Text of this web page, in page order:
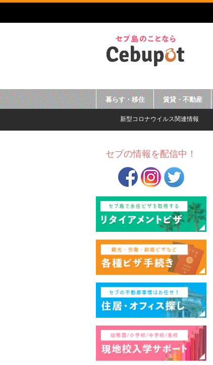
暮らす・移住 賃貸・不動産
新型コロナウイルス関連情報
セブの情報を配信中！